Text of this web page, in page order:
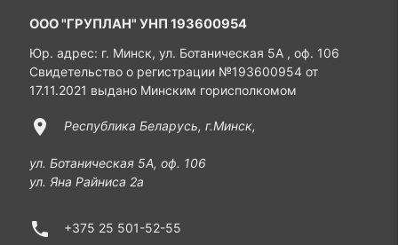
ООО "ГРУПЛАН" УНП 193600954
Юр. адрес: г. Минск, ул. Ботаническая 5А , оф. 106
Свидетельство о регистрации №193600954 от
17.11.2021 выдано Минским горисполкомом
location_on Республика Беларусь, г.Минск,
ул. Ботаническая 5А, оф. 106
ул. Яна Райниса 2а
phone +375 25 501-52-55